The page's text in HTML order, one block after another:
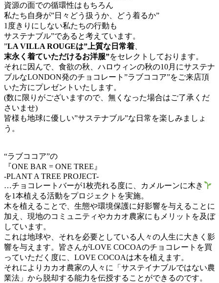
資源の面での循環性はもちろん
私たち自身が”日々どう扱うか、どう着るか”
1度きりにしない私たちの行動も
サステナブル”であると考えています。
”LA VILLA ROUGEは”上質な日常着
末永く着ていただけるお洋服”をセレクトしております。
それに因んで、食欲の秋、ハロウィンの秋の10月にサステナ
ブルなLONDON発のチョコレート”ラブココア”をご来店頂
いた方にプレゼントいたします。
(数に限りがございますので、無くなった場合はご了承くだ
さいませ)
皆様も地球に優しい”サステナブル”な日常を楽しみましょ
う。
“ラブココア”の
『ONE BAR = ONE TREE』
-PLANT A TREE PROJECT-
…チョコレートバーが1枚売れる度に、カメルーンに木き
を1本植える活動をプロジェクトを実施。
木を植えることで、生態や環境保護に好影響を与えることに
加え、現地のコミュニティやカカオ農家にもメリットを及ぼ
しています。
これは地球や、それを必要としている人々の人生に大きく影
響を与えます。皆さんがLOVE COCOAのチョコレートを買
っていただく度に、LOVE COCOAは木を植えます。
それによりカカオ農家の人々に「サステイナブルではない農
業法」から脱却する能力を伝授することができるのです。